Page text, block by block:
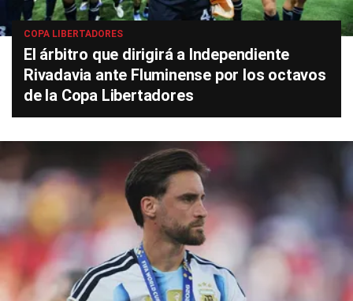
COPA LIBERTADORES
El árbitro que dirigirá a Independiente
Rivadavia ante Fluminense por los octavos
de la Copa Libertadores